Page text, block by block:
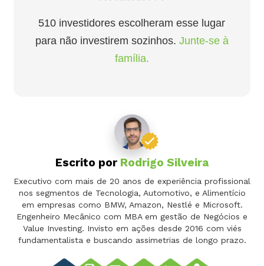
510 investidores escolheram esse lugar
para não investirem sozinhos. Junte-se à
família.
Escrito por Rodrigo Silveira
Executivo com mais de 20 anos de experiência profissional
nos segmentos de Tecnologia, Automotivo, e Alimentício
em empresas como BMW, Amazon, Nestlé e Microsoft.
Engenheiro Mecânico com MBA em gestão de Negócios e
Value Investing. Invisto em ações desde 2016 com viés
fundamentalista e buscando assimetrias de longo prazo.